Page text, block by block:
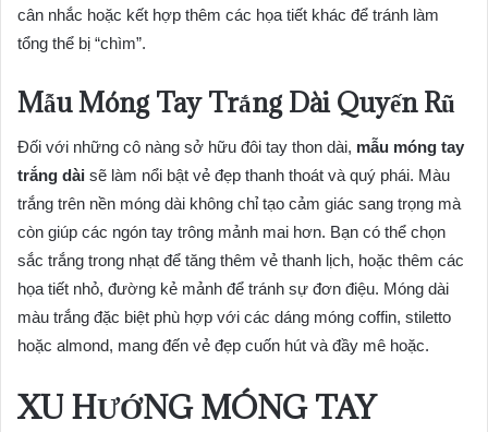
cân nhắc hoặc kết hợp thêm các họa tiết khác để tránh làm
tổng thể bị “chìm”.
Mẫu Móng Tay Trắng Dài Quyến Rũ
Đối với những cô nàng sở hữu đôi tay thon dài, mẫu móng tay
trắng dài sẽ làm nổi bật vẻ đẹp thanh thoát và quý phái. Màu
trắng trên nền móng dài không chỉ tạo cảm giác sang trọng mà
còn giúp các ngón tay trông mảnh mai hơn. Bạn có thể chọn
sắc trắng trong nhạt để tăng thêm vẻ thanh lịch, hoặc thêm các
họa tiết nhỏ, đường kẻ mảnh để tránh sự đơn điệu. Móng dài
màu trắng đặc biệt phù hợp với các dáng móng coffin, stiletto
hoặc almond, mang đến vẻ đẹp cuốn hút và đầy mê hoặc.
XU HƯỚNG MÓNG TAY